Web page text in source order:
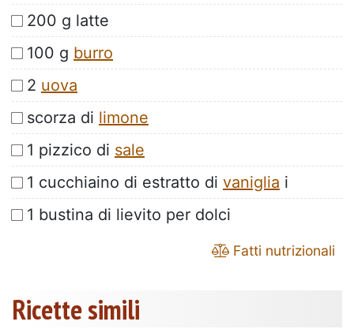
200 g latte
100 g burro
2 uova
scorza di limone
1 pizzico di sale
1 cucchiaino di estratto di vaniglia i
1 bustina di lievito per dolci
Fatti nutrizionali
Ricette simili